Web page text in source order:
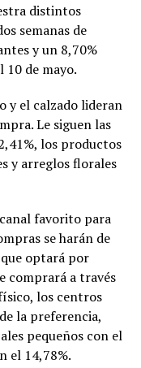
distintos
semanas de
y un 8,70%
10 de mayo.
y el calzado lideran
Le siguen las
los productos
y arreglos florales
favorito para
se harán de
optará por
comprará a través
los centros
la preferencia,
pequeños con el
el 14,78%.